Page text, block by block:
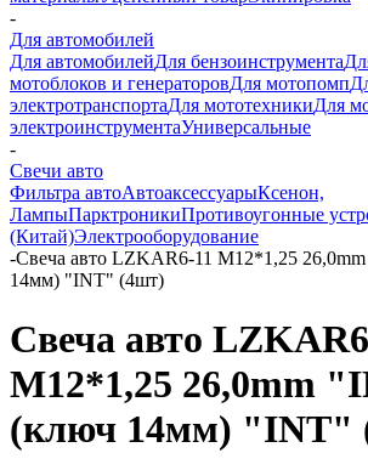
-
Для автомобилей
Для автомобилейДля бензоинструмента
мотоблоков и генераторовДля мотопомп
электротранспортаДля мототехникиДля
электроинструментаУниверсальные
-
Свечи авто
Фильтра автоАвтоаксессуарыКсенон,
ЛампыПарктроникиПротивоугонные
(Китай)Электрооборудование
-Свеча авто LZKAR6-11 M12*1,25
14мм) "INT" (4шт)
Свеча авто
M12*1,25 26,0mm
(ключ 14мм) "INT"